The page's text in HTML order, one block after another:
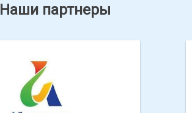
Наши партнеры